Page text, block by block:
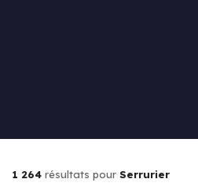
1 264 résultats pour Serrurier